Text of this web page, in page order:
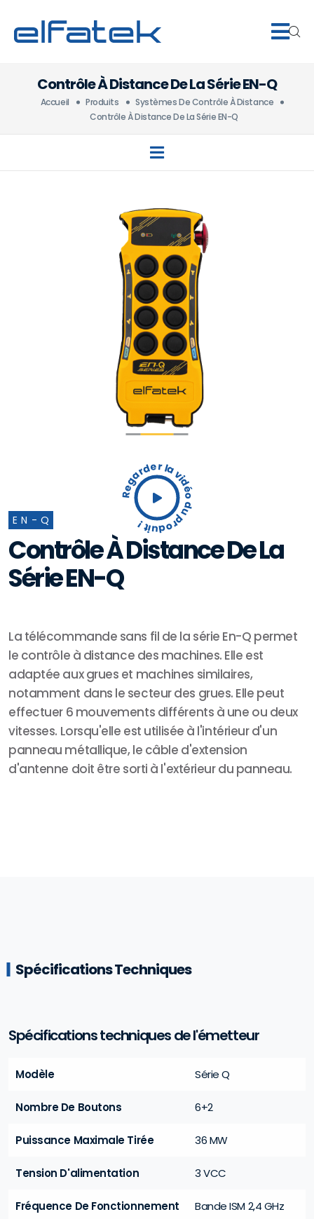
Contrôle À Distance De La Série EN-Q
Accueil Produits
Systèmes De Contrôle À Distance
Contrôle À Distance De La Série EN-Q
Regarder la vidéo du produit !
EN-Q
Contrôle À Distance De La
Série EN-Q
La télécommande sans fil de la série En-Q permet
le contrôle à distance des machines. Elle est
adaptée aux grues et machines similaires,
notamment dans le secteur des grues. Elle peut
effectuer 6 mouvements différents à une ou deux
vitesses. Lorsqu'elle est utilisée à l'intérieur d'un
panneau métallique, le câble d'extension
d'antenne doit être sorti à l'extérieur du panneau.
Spécifications Techniques
Spécifications techniques de l'émetteur
Modèle Série Q
Nombre De Boutons 6+2
Puissance Maximale Tirée 36 MW
Tension D'alimentation 3 VCC
Fréquence De Fonctionnement Bande ISM 2,4 GHz